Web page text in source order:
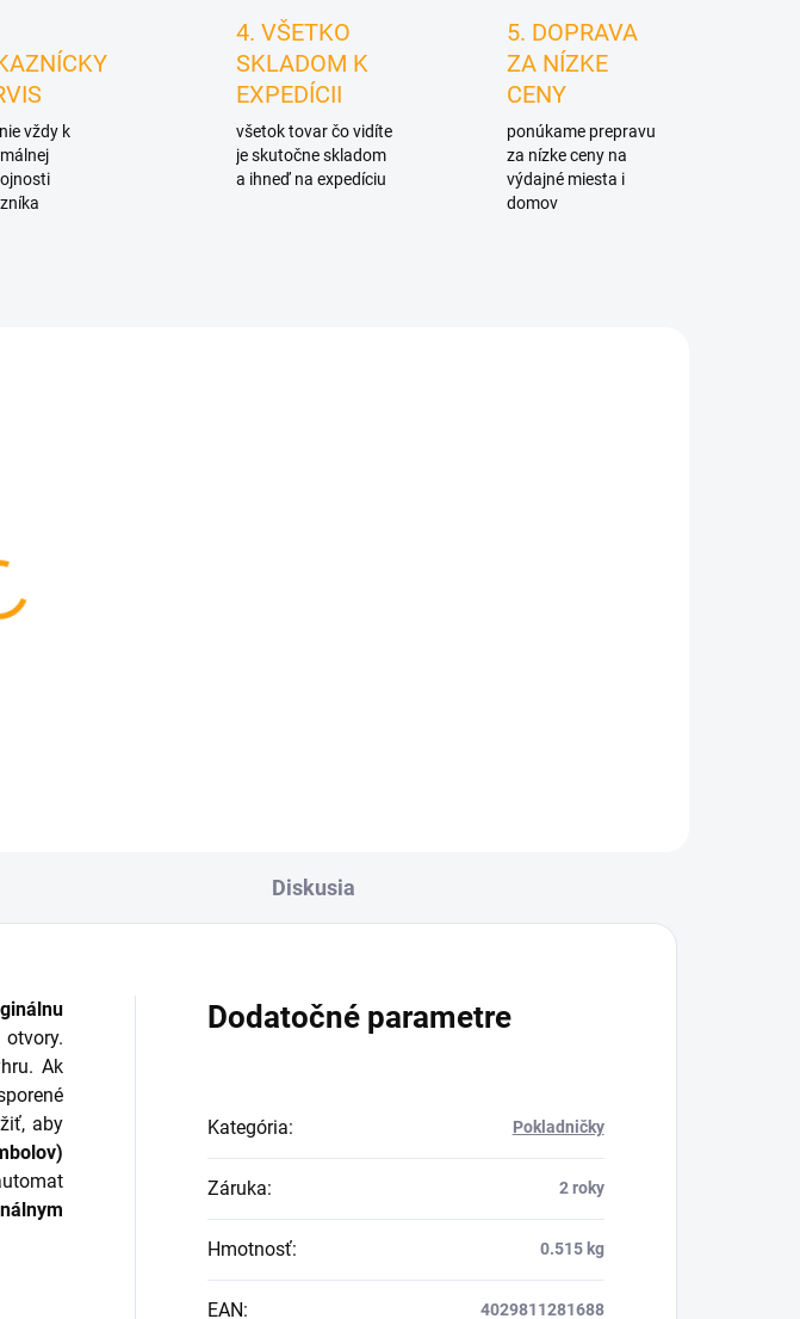
vždy k
4. VŠETKO
SKLADOM K
EXPEDÍCII
všetok tovar čo vidíte
je skutočne skladom
a ihneď na expedíciu
5. DOPRAVA
ZA NÍZKE
CENY
ponúkame prepravu
za nízke ceny na
výdajné miesta i
domov
Diskusia
Ak
aby
Dodatočné parametre
Kategória: Pokladničky
Záruka: 2 roky
Hmotnosť: 0.515 kg
EAN: 4029811281688